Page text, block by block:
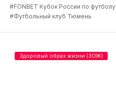
#FONBET Кубок России по футболу
#Футбольный клуб Тюмень
Здоровый образ жизни (ЗОЖ)